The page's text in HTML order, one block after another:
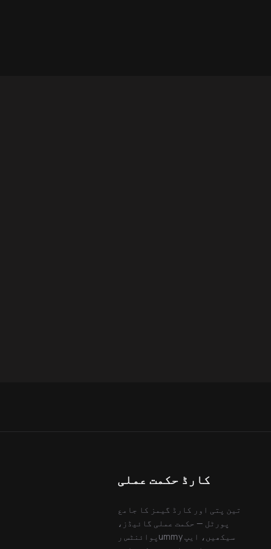
کارڈ حکمت عملی
تین پتی اور کارڈ گیمز کا جامع
پورٹل — حکمت عملی گائیڈز،
پوائنٹس رummy سیکھیں، ایپ